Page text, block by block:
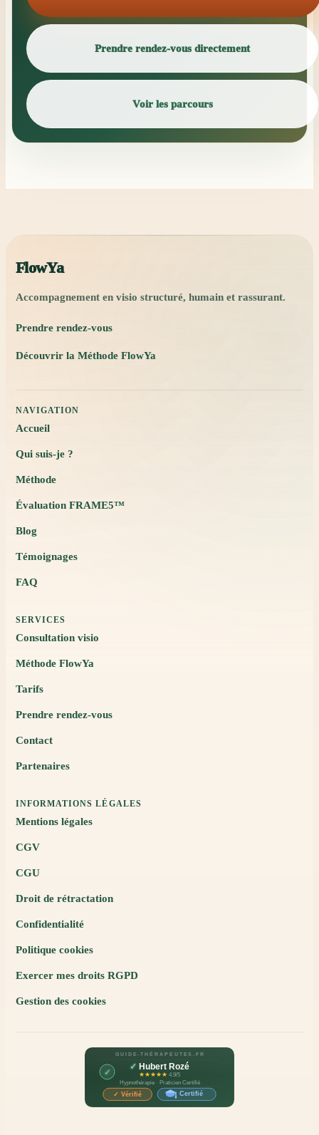
Prendre rendez-vous directement
Voir les parcours
FlowYa
Accompagnement en visio structuré, humain et rassurant.
Prendre rendez-vous
Découvrir la Méthode FlowYa
NAVIGATION
Accueil
Qui suis-je ?
Méthode
Évaluation FRAME5™
Blog
Témoignages
FAQ
SERVICES
Consultation visio
Méthode FlowYa
Tarifs
Prendre rendez-vous
Contact
Partenaires
INFORMATIONS LÉGALES
Mentions légales
CGV
CGU
Droit de rétractation
Confidentialité
Politique cookies
Exercer mes droits RGPD
Gestion des cookies